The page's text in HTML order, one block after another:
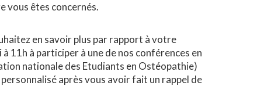
vous êtes concernés.
en savoir plus par rapport à votre
11h à participer à une de nos conférences en
nationale des Etudiants en Ostéopathie)
après vous avoir fait un rappel de